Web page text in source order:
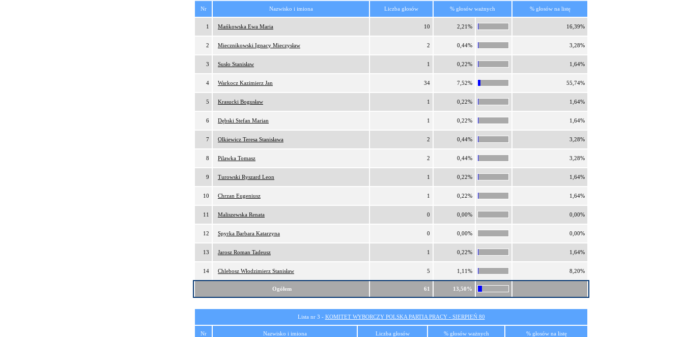
Nr Nazwisko i imiona Liczba głosów % głosów ważnych % głosów na listę
1 Mańkowska Ewa Maria 10 2,21% 16,39%
2 Miecznikowski Ignacy Mieczysław 2 0,44% 3,28%
3 Susło Stanisław 1 0,22% 1,64%
4 Warkocz Kazimierz Jan 34 7,52% 55,74%
5 Krasucki Bogusław 1 0,22% 1,64%
6 Dębski Stefan Marian 1 0,22% 1,64%
7 Olkiewicz Teresa Stanisława 2 0,44% 3,28%
8 Pilawka Tomasz 2 0,44% 3,28%
9 Turowski Ryszard Leon 1 0,22% 1,64%
10 Chrzan Eugeniusz 1 0,22% 1,64%
11 Maliszewska Renata 0 0,00% 0,00%
12 Spyrka Barbara Katarzyna 0 0,00% 0,00%
13 Jarosz Roman Tadeusz 1 0,22% 1,64%
14 Chlebosz Włodzimierz Stanisław 5 1,11% 8,20%
Ogółem 61 13,50%
Lista nr 3 - KOMITET WYBORCZY POLSKA PARTIA PRACY - SIERPIEŃ 80
Nr Nazwisko i imiona Liczba głosów % głosów ważnych % głosów na listę